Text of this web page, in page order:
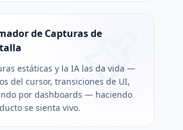
de Capturas de
estáticas y la IA las da vida —
del cursor, transiciones de UI,
por dashboards — haciendo
se sienta vivo.